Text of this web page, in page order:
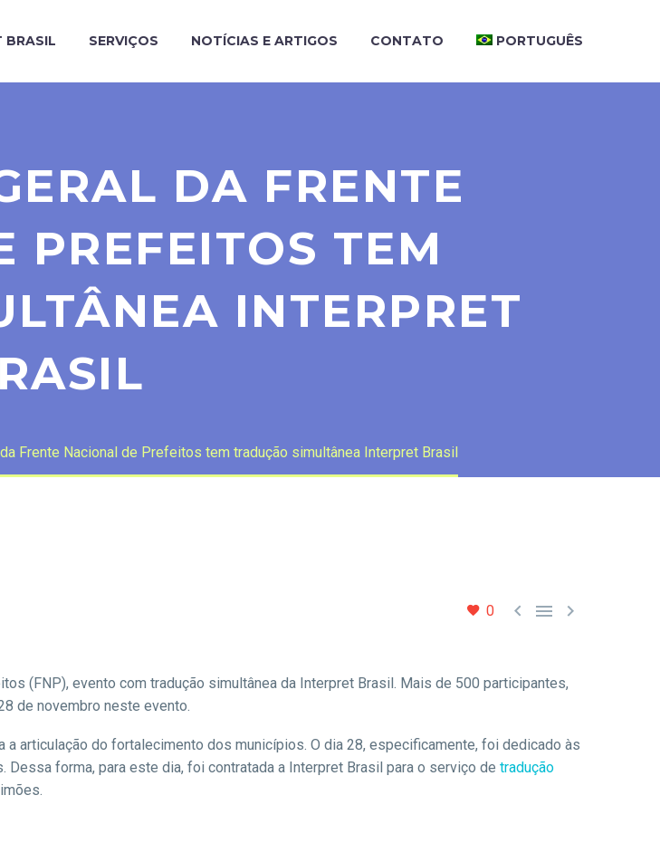
BRASIL SERVIÇOS NOTÍCIAS E ARTIGOS CONTATO PORTUGUÊS
DA FRENTE
PREFEITOS TEM
INTERPRET
da Frente Nacional de Prefeitos tem tradução simultânea Interpret Brasil
0   
(FNP), evento com tradução simultânea da Interpret Brasil. Mais de 500 participantes,
de novembro neste evento.
articulação do fortalecimento dos municípios. O dia 28, especificamente, foi dedicado às
forma, para este dia, foi contratada a Interpret Brasil para o serviço de tradução